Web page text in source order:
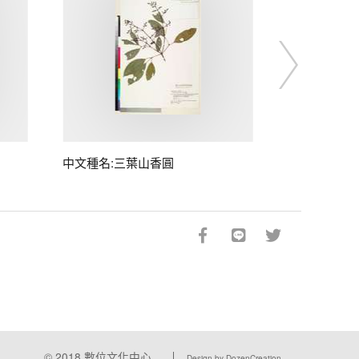
中文種名:三葉山香圓